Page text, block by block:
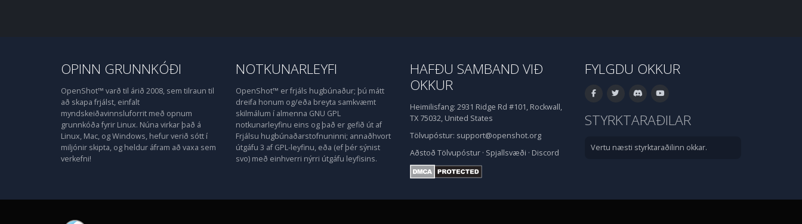
OPINN GRUNNKÓÐI
OpenShot™ varð til árið 2008, sem tilraun til
að skapa frjálst, einfalt
myndskeiðavinnsluforrit með opnum
grunnkóða fyrir Linux. Núna virkar það á
Linux, Mac, og Windows, hefur verið sótt í
miljónir skipta, og heldur áfram að vaxa sem
verkefni!
NOTKUNARLEYFI
OpenShot™ er frjáls hugbúnaður; þú mátt
dreifa honum og/eða breyta samkvæmt
skilmálum í almenna GNU GPL
notkunarleyfinu eins og það er gefið út af
Frjálsu hugbúnaðarstofnuninni; annaðhvort
útgáfu 3 af GPL-leyfinu, eða (ef þér sýnist
svo) með einhverri nýrri útgáfu leyfisins.
HAFÐU SAMBAND VIÐ
OKKUR
Heimilisfang: 2931 Ridge Rd #101, Rockwall,
TX 75032, United States
Tölvupóstur: support@openshot.org
Aðstoð Tölvupóstur · Spjallsvæði · Discord
FYLGDU OKKUR
STYRKTARAÐILAR
Vertu næsti styrktaraðilinn okkar.